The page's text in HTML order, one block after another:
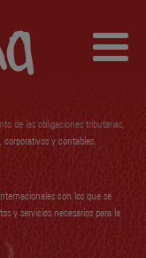
dar cumplimiento a las
requeridos a
ROYALTY
de las obligaciones tributarias,
corporativos y contables.
con los que se
y servicios necesarios para la